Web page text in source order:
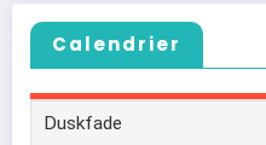
Calendrier